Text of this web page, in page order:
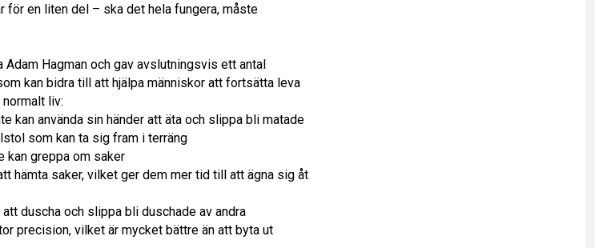
för en liten del – ska det hela fungera, måste
Hagman och gav avslutningsvis ett antal
kan bidra till att hjälpa människor att fortsätta leva
liv:
kan använda sin händer att äta och slippa bli matade
som kan ta sig fram i terräng
kan greppa om saker
hämta saker, vilket ger dem mer tid till att ägna sig åt
duscha och slippa bli duschade av andra
precision, vilket är mycket bättre än att byta ut